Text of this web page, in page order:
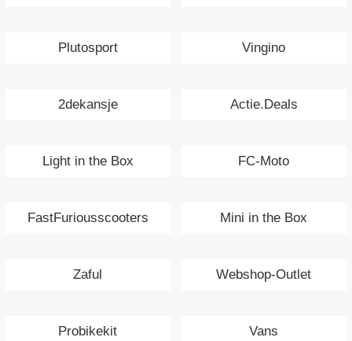
Plutosport Vingino
2dekansje Actie.Deals
Light in the Box FC-Moto
FastFuriousscooters Mini in the Box
Zaful Webshop-Outlet
Probikekit Vans